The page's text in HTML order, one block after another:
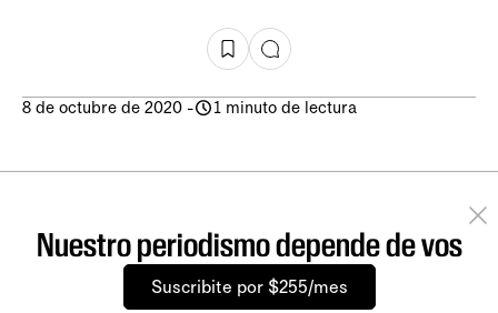
8 de octubre de 2020 - 1 minuto de lectura
Nuestro periodismo depende de vos
Suscribite por $255/mes